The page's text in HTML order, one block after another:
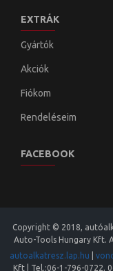
EXTRÁK
Gyártók
Akciók
Fiókom
Rendeléseim
FACEBOOK
Copyright © 2018,
Auto-Tools Hungary Kft.
autoalkatresz.lap.hu
Kft | Tel.:06-1-796-0722,